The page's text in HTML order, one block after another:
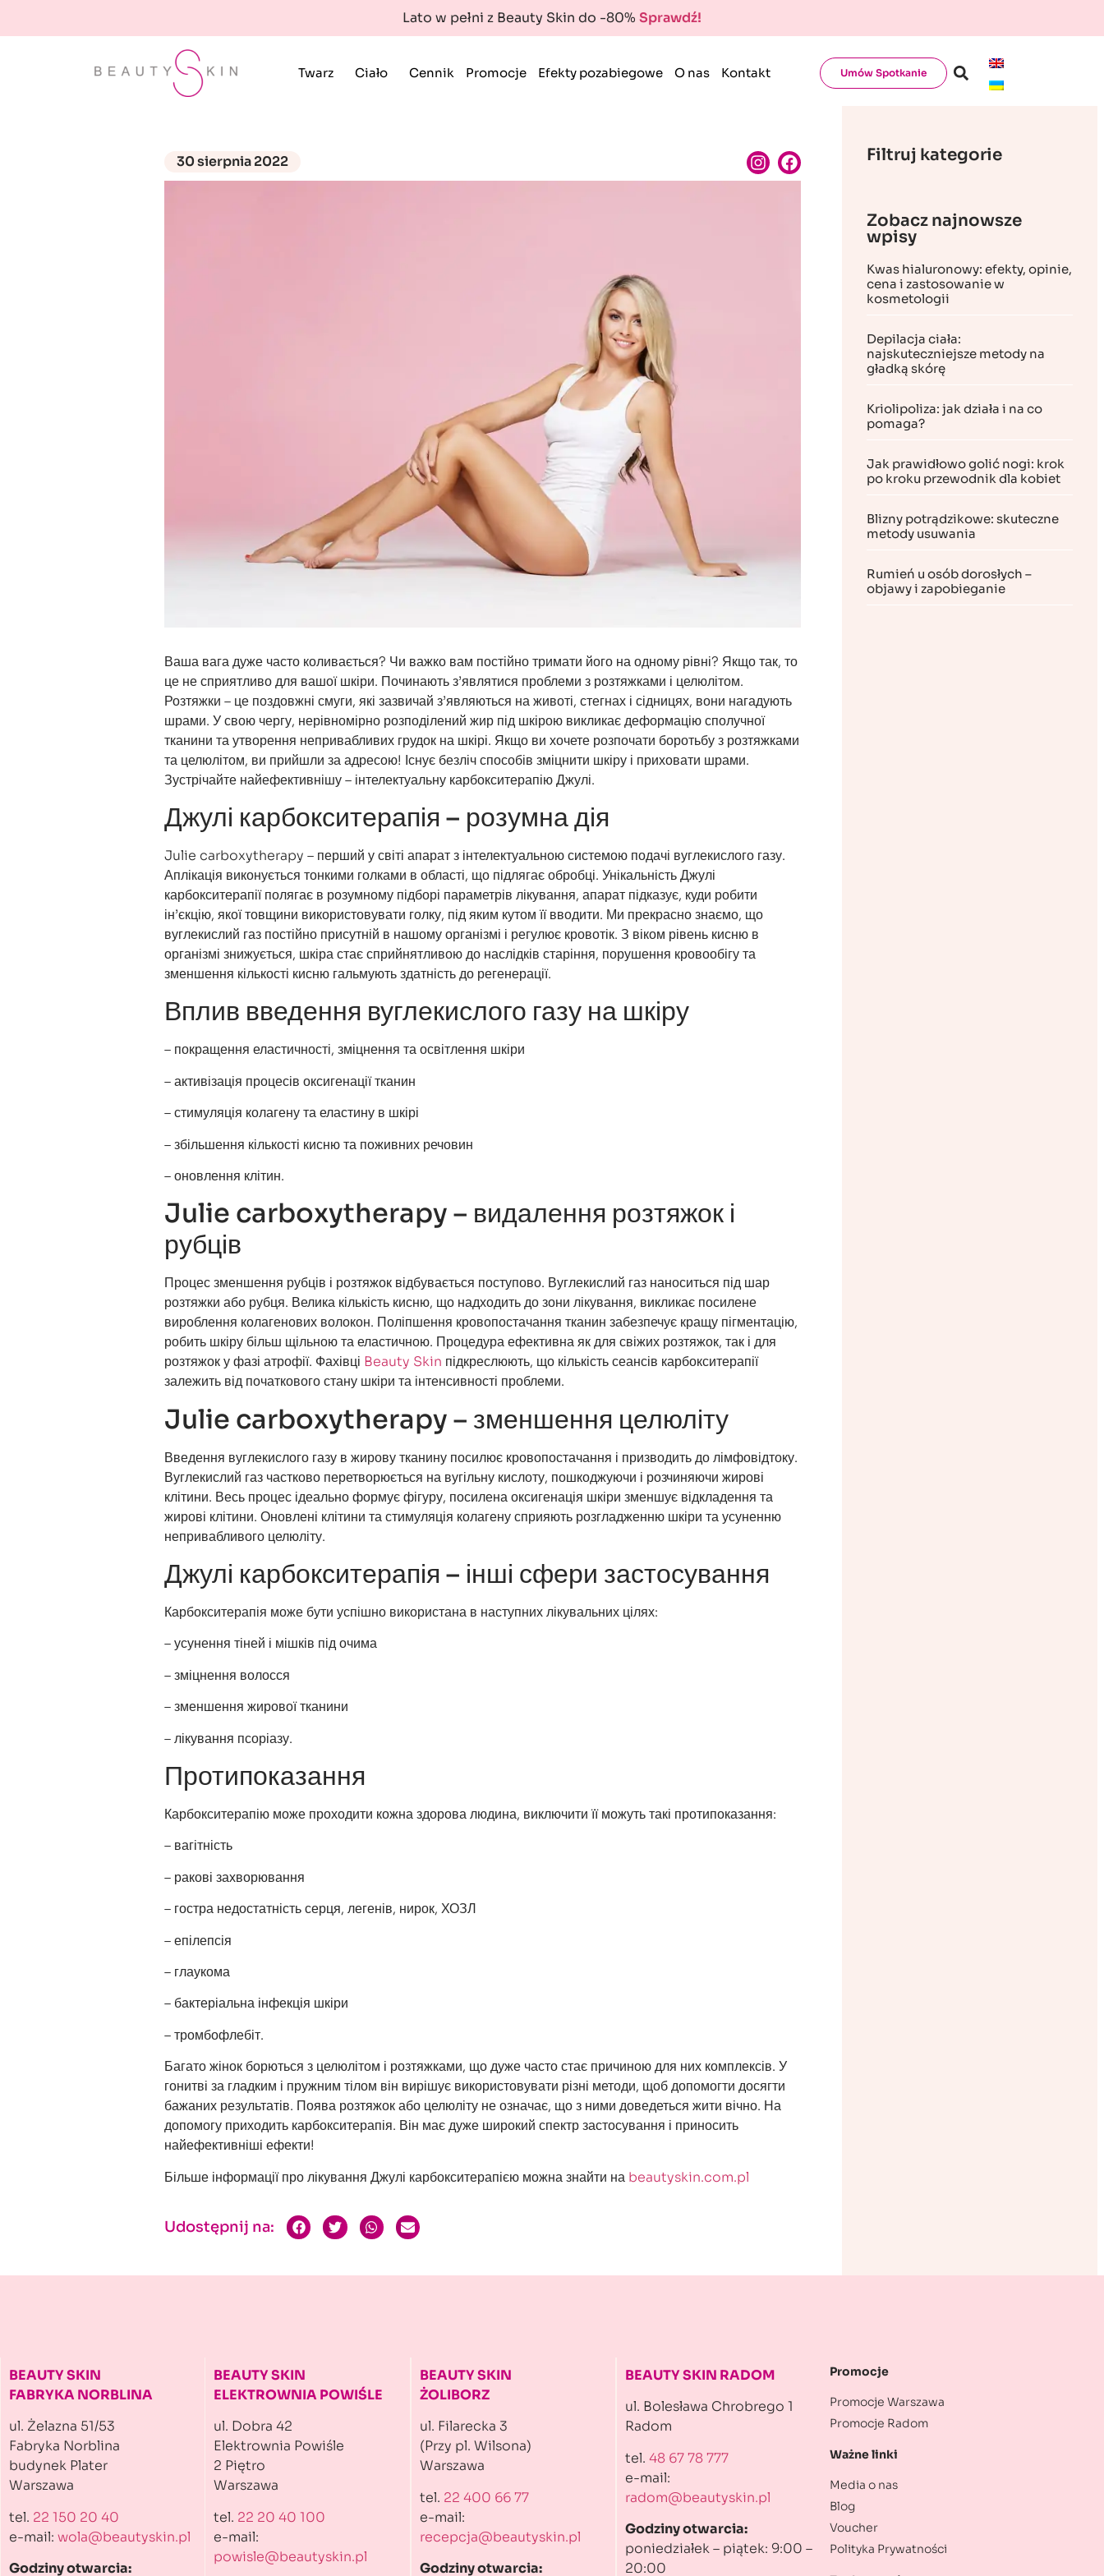
Lato w pełni z Beauty Skin do -80% Sprawdź!
Twarz Ciało Cennik Promocje Efekty pozabiegowe O nas Kontakt Umów Spotkanie
30 sierpnia 2022
Ваша вага дуже часто коливається? Чи важко вам постійно тримати його на одному рівні? Якщо так, то
це не сприятливо для вашої шкіри. Починають з’являтися проблеми з розтяжками і целюлітом.
Розтяжки – це поздовжні смуги, які зазвичай з’являються на животі, стегнах і сідницях, вони нагадують
шрами. У свою чергу, нерівномірно розподілений жир під шкірою викликає деформацію сполучної
тканини та утворення непривабливих грудок на шкірі. Якщо ви хочете розпочати боротьбу з розтяжками
та целюлітом, ви прийшли за адресою! Існує безліч способів зміцнити шкіру і приховати шрами.
Зустрічайте найефективнішу – інтелектуальну карбокситерапію Джулі.
Джулі карбокситерапія – розумна дія
Julie carboxytherapy – перший у світі апарат з інтелектуальною системою подачі вуглекислого газу.
Аплікація виконується тонкими голками в області, що підлягає обробці. Унікальність Джулі
карбокситерапії полягає в розумному підборі параметрів лікування, апарат підказує, куди робити
ін’єкцію, якої товщини використовувати голку, під яким кутом її вводити. Ми прекрасно знаємо, що
вуглекислий газ постійно присутній в нашому організмі і регулює кровотік. З віком рівень кисню в
організмі знижується, шкіра стає сприйнятливою до наслідків старіння, порушення кровообігу та
зменшення кількості кисню гальмують здатність до регенерації.
Вплив введення вуглекислого газу на шкіру
– покращення еластичності, зміцнення та освітлення шкіри
– активізація процесів оксигенації тканин
– стимуляція колагену та еластину в шкірі
– збільшення кількості кисню та поживних речовин
– оновлення клітин.
Julie carboxytherapy – видалення розтяжок і
рубців
Процес зменшення рубців і розтяжок відбувається поступово. Вуглекислий газ наноситься під шар
розтяжки або рубця. Велика кількість кисню, що надходить до зони лікування, викликає посилене
вироблення колагенових волокон. Поліпшення кровопостачання тканин забезпечує кращу пігментацію,
робить шкіру більш щільною та еластичною. Процедура ефективна як для свіжих розтяжок, так і для
розтяжок у фазі атрофії. Фахівці Beauty Skin підкреслюють, що кількість сеансів карбокситерапії
залежить від початкового стану шкіри та інтенсивності проблеми.
Julie carboxytherapy – зменшення целюліту
Введення вуглекислого газу в жирову тканину посилює кровопостачання і призводить до лімфовідтоку.
Вуглекислий газ частково перетворюється на вугільну кислоту, пошкоджуючи і розчиняючи жирові
клітини. Весь процес ідеально формує фігуру, посилена оксигенація шкіри зменшує відкладення та
жирові клітини. Оновлені клітини та стимуляція колагену сприяють розгладженню шкіри та усуненню
непривабливого целюліту.
Джулі карбокситерапія – інші сфери застосування
Карбокситерапія може бути успішно використана в наступних лікувальних цілях:
– усунення тіней і мішків під очима
– зміцнення волосся
– зменшення жирової тканини
– лікування псоріазу.
Протипоказання
Карбокситерапію може проходити кожна здорова людина, виключити її можуть такі протипоказання:
– вагітність
– ракові захворювання
– гостра недостатність серця, легенів, нирок, ХОЗЛ
– епілепсія
– глаукома
– бактеріальна інфекція шкіри
– тромбофлебіт.
Багато жінок борються з целюлітом і розтяжками, що дуже часто стає причиною для них комплексів. У
гонитві за гладким і пружним тілом він вирішує використовувати різні методи, щоб допомогти досягти
бажаних результатів. Поява розтяжок або целюліту не означає, що з ними доведеться жити вічно. На
допомогу приходить карбокситерапія. Він має дуже широкий спектр застосування і приносить
найефективніші ефекти!
Більше інформації про лікування Джулі карбокситерапією можна знайти на beautyskin.com.pl
Udostępnij na:
Filtruj kategorie
Zobacz najnowsze
wpisy
Kwas hialuronowy: efekty, opinie,
cena i zastosowanie w
kosmetologii
Depilacja ciała:
najskuteczniejsze metody na
gładką skórę
Kriolipoliza: jak działa i na co
pomaga?
Jak prawidłowo golić nogi: krok
po kroku przewodnik dla kobiet
Blizny potrądzikowe: skuteczne
metody usuwania
Rumień u osób dorosłych –
objawy i zapobieganie
BEAUTY SKIN
FABRYKA NORBLINA
ul. Żelazna 51/53
Fabryka Norblina
budynek Plater
Warszawa
tel. 22 150 20 40
e-mail: wola@beautyskin.pl
Godziny otwarcia:
BEAUTY SKIN
ELEKTROWNIA POWIŚLE
ul. Dobra 42
Elektrownia Powiśle
2 Piętro
Warszawa
tel. 22 20 40 100
e-mail:
powisle@beautyskin.pl
BEAUTY SKIN
ŻOLIBORZ
ul. Filarecka 3
(Przy pl. Wilsona)
Warszawa
tel. 22 400 66 77
e-mail:
recepcja@beautyskin.pl
Godziny otwarcia:
BEAUTY SKIN RADOM
ul. Bolesława Chrobrego 1
Radom
tel. 48 67 78 777
e-mail:
radom@beautyskin.pl
Godziny otwarcia:
poniedziałek – piątek: 9:00 –
20:00
Promocje
Promocje Warszawa
Promocje Radom
Ważne linki
Media o nas
Blog
Voucher
Polityka Prywatności